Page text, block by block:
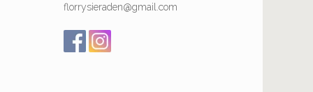
florrysieraden@gmail.com